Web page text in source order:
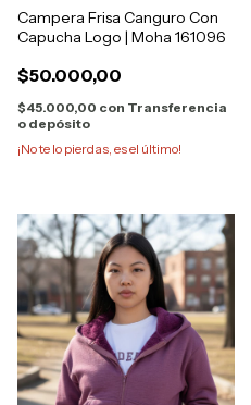
Campera Frisa Canguro Con
Capucha Logo | Moha 161096
$50.000,00
$45.000,00 con Transferencia
o depósito
¡No te lo pierdas, es el último!